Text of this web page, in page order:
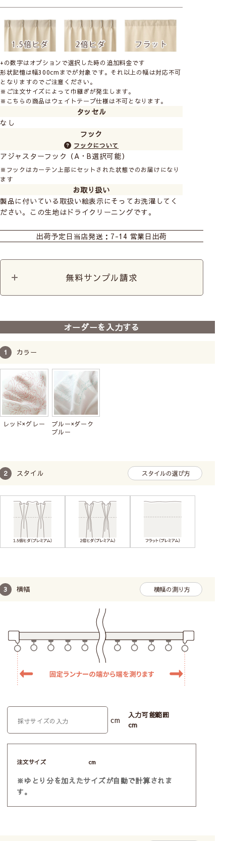
+の数字はオプションで選択した時の追加料金です
形状記憶は幅300cmまでが対象です。それ以上の幅は対応不可
となりますのでご注意ください。
※ご注文サイズによって巾継ぎが発生します。
※こちらの商品はウェイトテープ仕様は不可となります。
タッセル
なし
フック
フックについて
アジャスターフック（A・B選択可能）
※フックはカーテン上部にセットされた状態でのお届けになり
ます
お取り扱い
製品に付いている取扱い絵表示にそってお洗濯してく
ださい。この生地はドライクリーニングです。
生地売り出荷予定日 当店発送：7-14 営業日出荷
無料サンプル請求
オーダーを入力する
カラー
レッド×グレー
ブルー×ダーク
ブルー
スタイル スタイルの選び方
横幅 横幅の測り方
cm
入力可能範囲
cm
注文サイズ cm
※ゆとり分を加えたサイズが自動で計算されま
す。